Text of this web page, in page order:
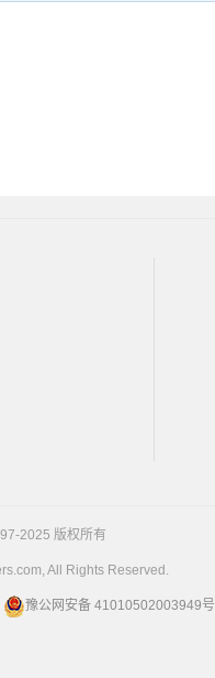
2025 版权所有
All Rights Reserved.
豫公网安备 41010502003949号